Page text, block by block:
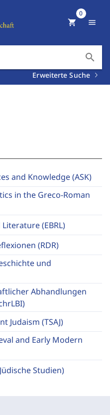
search
Erweiterte Suche
shopping_cart
0
menu
and Knowledge (ASK)
in the Greco-Roman
(EBRL)
(RDR)
und
Abhandlungen
Judaism (TSAJ)
and Early Modern
Studien)